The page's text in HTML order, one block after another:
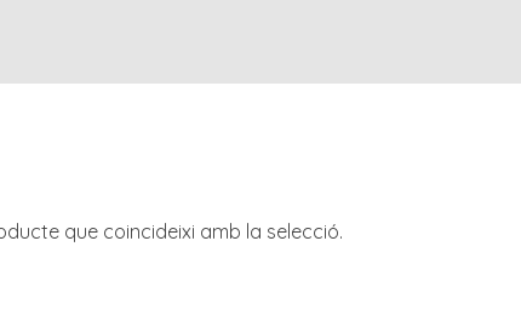
que coincideixi amb la selecció.